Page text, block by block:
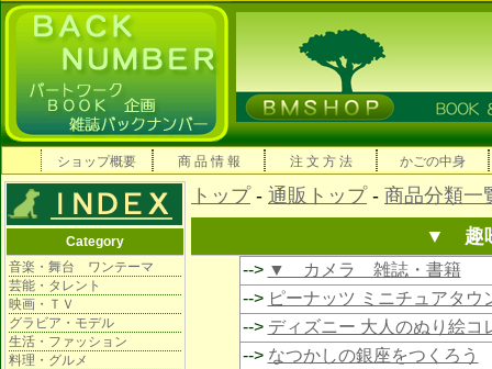
ショップ概要 商 品 情 報 注 文 方 法 かごの中身
Category
音楽・舞台 ワンテーマ
芸能・タレント
映画・ＴＶ
グラビア・モデル
生活・ファッション
料理・グルメ
トップ- 通販トップ- 商品分類一
▼ 趣
--> ▼ カメラ 雑誌・書籍
--> ピーナッツ ミニチュアタウ
--> ディズニー 大人のぬり絵コ
--> なつかしの銀座をつくろう